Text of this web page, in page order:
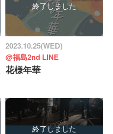
終了しました
2023.10.25(WED)
@福島2nd LINE
花様年華
終了しました